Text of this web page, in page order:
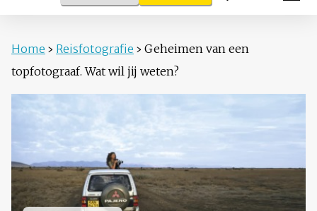
Home › Reisfotografie › Geheimen van een
topfotograaf. Wat wil jij weten?